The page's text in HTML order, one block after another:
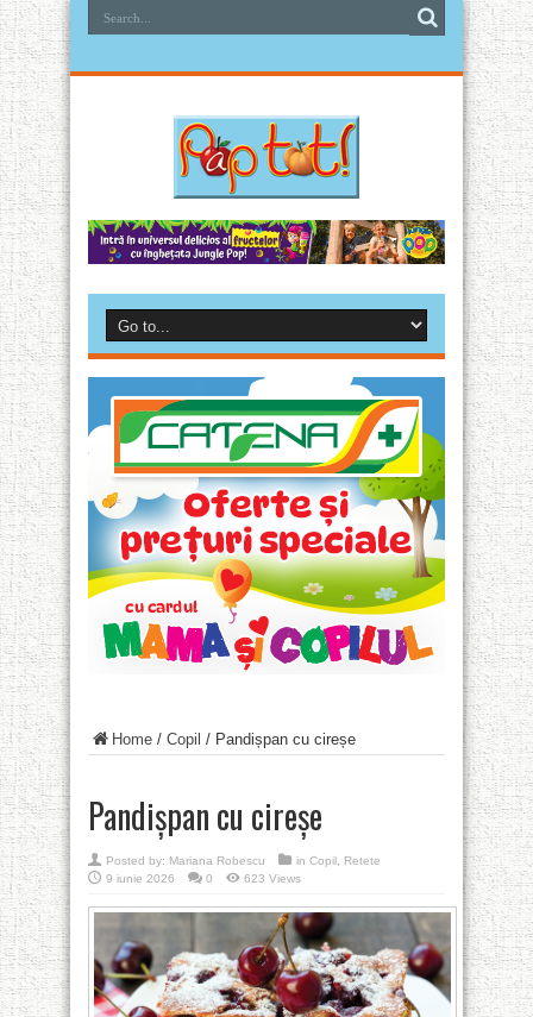
Home / Copil / Pandișpan cu cireșe
Pandișpan cu cireșe
Posted by: Mariana Robescu in Copil
Retete
9 iunie 2026
0 623 Views